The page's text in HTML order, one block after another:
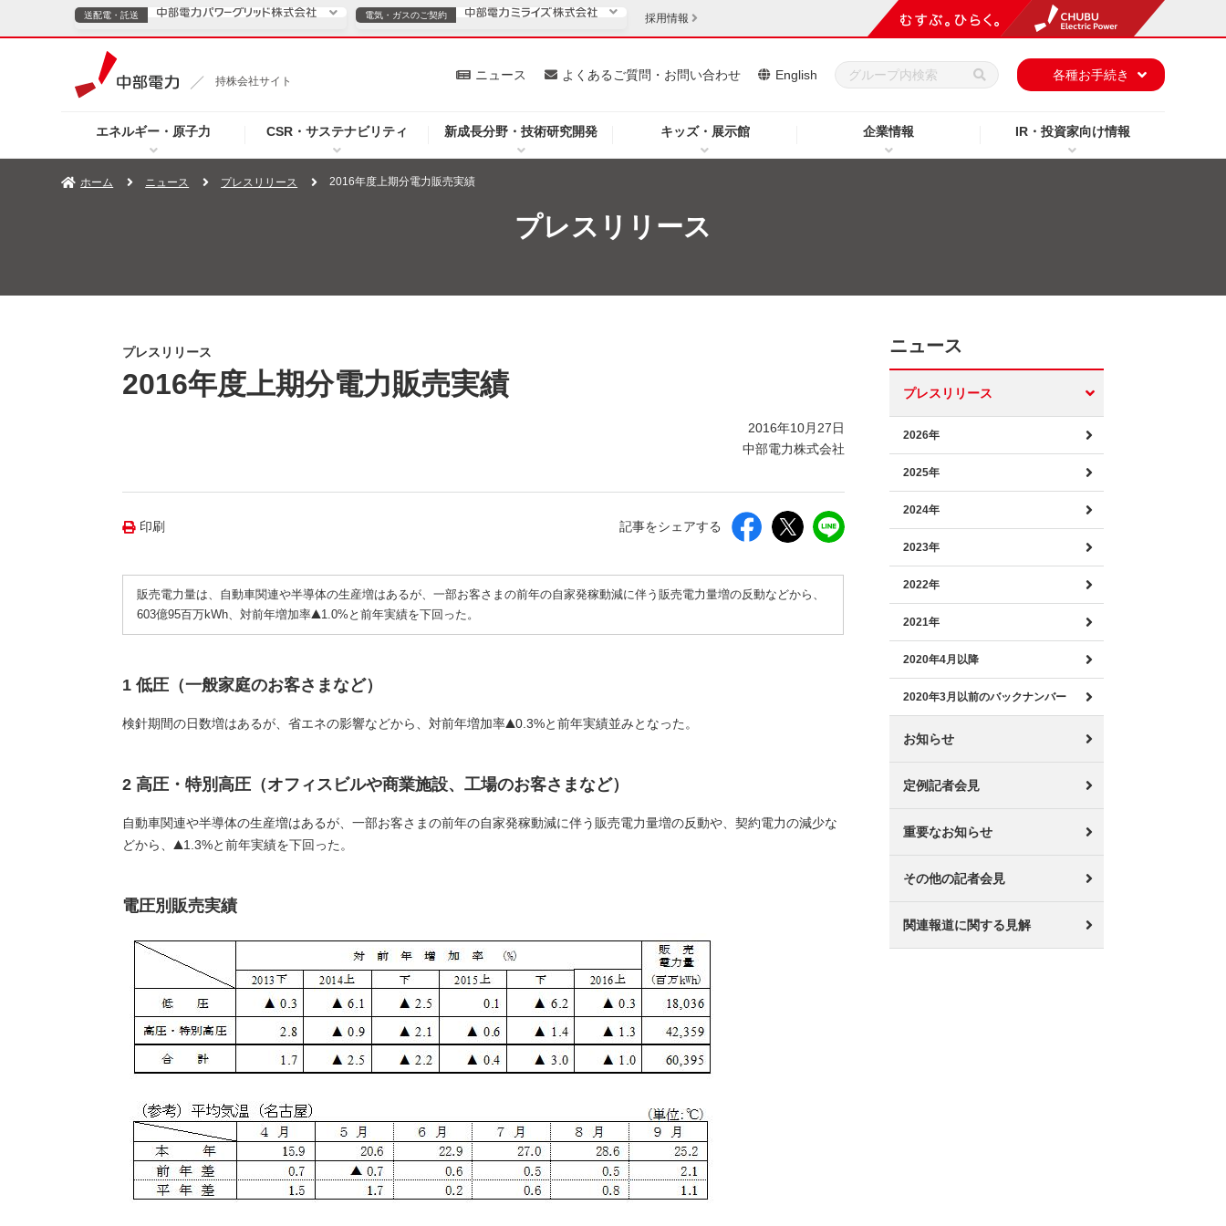
持株会社サイト
エネルギー・原子力 CSR・サステナビリティ 新成長分野・技術研究開発 キッズ・展示館 企業情報 IR・投資家向け情報
ニュース よくあるご質問・お問い合わせ English 各種お手続き
送配電・託送
TOPページへ ご案内 安定供給
企業情報
電気・ガスのご契約
電気・ガスのご契約
TOPページへ 個人のお客さま 法人のお客さま
採用情報
ホーム ニュース プレスリリース 2016年度上期分電力販売実績
プレスリリース
プレスリリース
2016年度上期分電力販売実績
2016年10月27日
中部電力株式会社
印刷 記事をシェアする
販売電力量は、自動車関連や半導体の生産増はあるが、一部お客さまの前年の自家発稼動減に伴う販売電力量増の反動などから、
603億95百万kWh、対前年増加率
1.0%と前年実績を下回った。
1 低圧（一般家庭のお客さまなど）
検針期間の日数増はあるが、省エネの影響などから、対前年増加率 0.3%と前年実績並みとなった。
2 高圧・特別高圧（オフィスビルや商業施設、工場のお客さまなど）
自動車関連や半導体の生産増はあるが、一部お客さまの前年の自家発稼動減に伴う販売電力量増の反動や、契約電力の減少な
どから、
1.3%と前年実績を下回った。
電圧別販売実績
ニュース
プレスリリース
2026年
2025年
2024年
2023年
2022年
2021年
2020年4月以降
2020年3月以前のバックナンバー
お知らせ
定例記者会見
重要なお知らせ
その他の記者会見
関連報道に関する見解